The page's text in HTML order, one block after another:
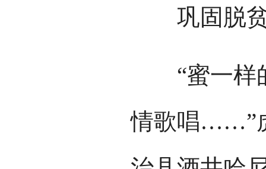
巩固脱贫
“蜜一样的
情歌唱……”